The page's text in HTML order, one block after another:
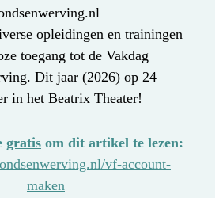
opleidingen en trainingen
toegang tot de Vakdag
Dit jaar (2026) op 24
in het Beatrix Theater!
gratis om dit artikel te lezen:
vf-account-
maken